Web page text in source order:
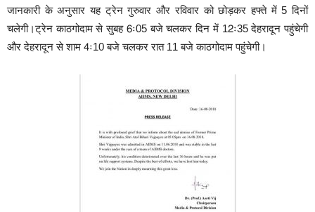
जानकारी के अनुसार यह ट्रेन गुरुवार और रविवार को छोड़कर हफ्ते में 5 दिनों
चलेगी।ट्रेन काठगोदाम से सुबह 6ः05 बजे चलकर दिन में 12ः35 देहरादून पहुंचेगी
और देहरादून से शाम 4ः10 बजे चलकर रात 11 बजे काठगोदाम पहुंचेगी।